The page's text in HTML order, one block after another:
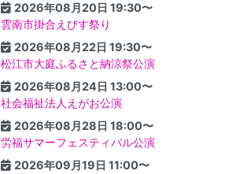
2026年08月20日 19:30〜
雲南市掛合えびす祭り
2026年08月22日 19:30〜
松江市大庭ふるさと納涼祭公演
2026年08月24日 13:00〜
社会福祉法人えがお公演
2026年08月28日 18:00〜
労福サマーフェスティバル公演
2026年09月19日 11:00〜